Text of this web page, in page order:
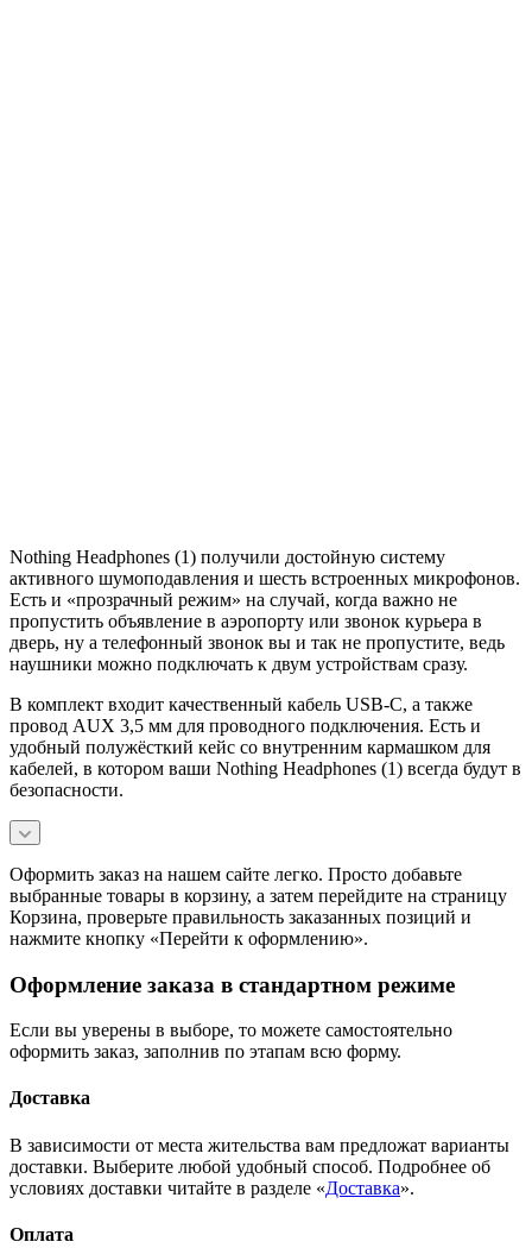
Nothing Headphones (1) получили достойную систему
активного шумоподавления и шесть встроенных микрофонов.
Есть и «прозрачный режим» на случай, когда важно не
пропустить объявление в аэропорту или звонок курьера в
дверь, ну а телефонный звонок вы и так не пропустите, ведь
наушники можно подключать к двум устройствам сразу.
В комплект входит качественный кабель USB-C, а также
провод AUX 3,5 мм для проводного подключения. Есть и
удобный полужёсткий кейс со внутренним кармашком для
кабелей, в котором ваши Nothing Headphones (1) всегда будут в
безопасности.
Оформить заказ на нашем сайте легко. Просто добавьте
выбранные товары в корзину, а затем перейдите на страницу
Корзина, проверьте правильность заказанных позиций и
нажмите кнопку «Перейти к оформлению».
Оформление заказа в стандартном режиме
Если вы уверены в выборе, то можете самостоятельно
оформить заказ, заполнив по этапам всю форму.
Доставка
В зависимости от места жительства вам предложат варианты
доставки. Выберите любой удобный способ. Подробнее об
условиях доставки читайте в разделе «Доставка».
Оплата